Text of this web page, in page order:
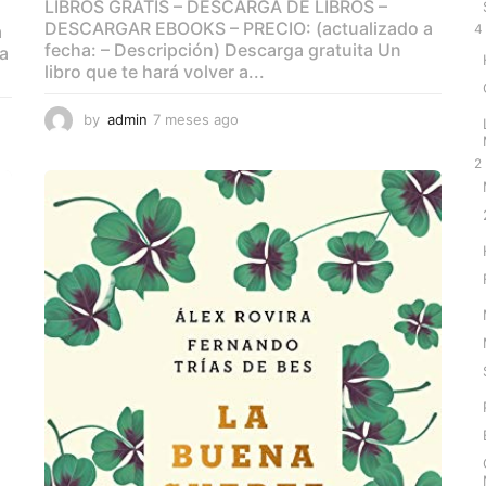
LIBROS GRATIS – DESCARGA DE LIBROS –
DESCARGAR EBOOKS – PRECIO: (actualizado a
fecha: – Descripción) Descarga gratuita Un
libro que te hará volver a...
by admin 7 meses ago
s
e
a
g
o
4
2